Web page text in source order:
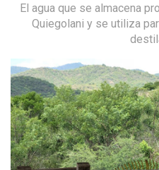
El agua que se almacena
Quiegolani y se utiliza